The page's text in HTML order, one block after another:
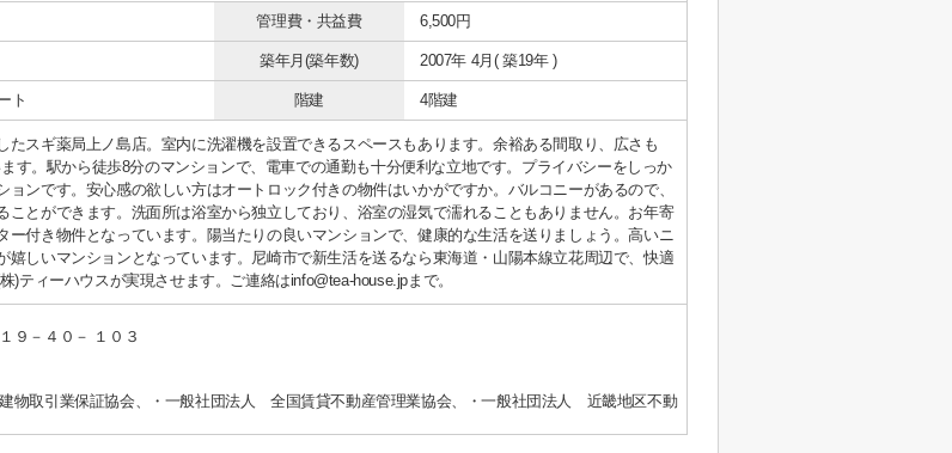
管理費・共益費 6,500円
築年月(築年数) 2007年 4月( 築19年 )
ト 階建 4階建
たスギ薬局上ノ島店。室内に洗濯機を設置できるスペースもあります。余裕ある間取り、広さも
す。駅から徒歩8分のマンションで、電車での通勤も十分便利な立地です。プライバシーをしっか
ョンです。安心感の欲しい方はオートロック付きの物件はいかがですか。バルコニーがあるので、
ことができます。洗面所は浴室から独立しており、浴室の湿気で濡れることもありません。お年寄
ー付き物件となっています。陽当たりの良いマンションで、健康的な生活を送りましょう。高いニ
嬉しいマンションとなっています。尼崎市で新生活を送るなら東海道・山陽本線立花周辺で、快適
)ティーハウスが実現させます。ご連絡はinfo@tea-house.jpまで。
９－４０－ １０３
物取引業保証協会、・一般社団法人 全国賃貸不動産管理業協会、・一般社団法人 近畿地区不動